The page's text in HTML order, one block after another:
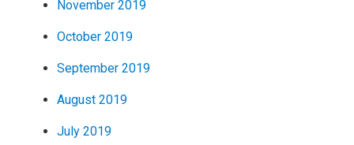
November 2019
October 2019
September 2019
August 2019
July 2019